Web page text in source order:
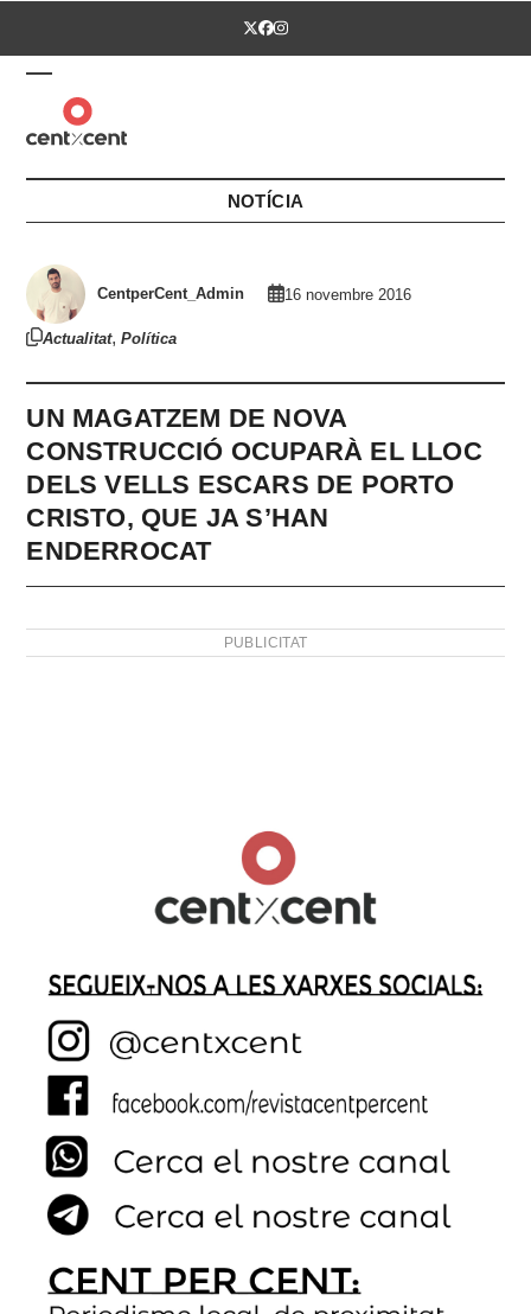
Twitter
Facebook
Instagram
Open
mobile
menu
Close
mobile
menu
NOTÍCIA
CentperCent_Admin 16 novembre 2016
Actualitat,Política
UN MAGATZEM DE NOVA
CONSTRUCCIÓ OCUPARÀ EL LLOC
DELS VELLS ESCARS DE PORTO
CRISTO, QUE JA S’HAN
ENDERROCAT
PUBLICITAT